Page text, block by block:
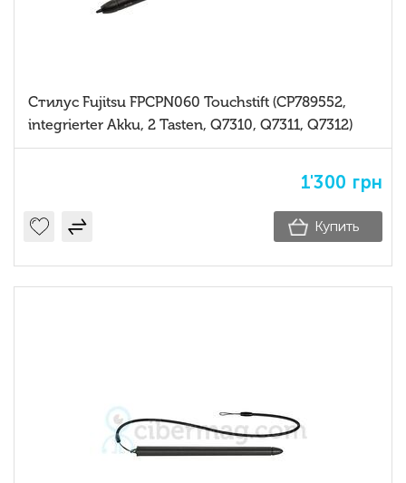
Стилус Fujitsu FPCPN060 Touchstift (CP789552,
integrierter Akku, 2 Tasten, Q7310, Q7311, Q7312)
1'300 грн
Купить